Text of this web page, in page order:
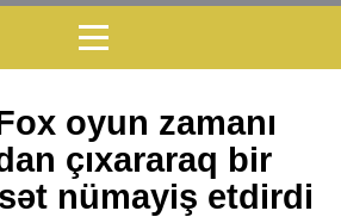
oyun zamanı
çıxararaq bir
nümayiş etdirdi